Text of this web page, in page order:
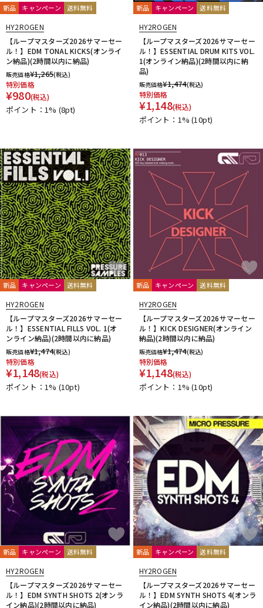
新品 キャンペーン 送料無料
HY2ROGEN
【ループマスターズ2026サマーセー
ル！】EDM TONAL KICKS(オンライ
ン納品)(2時間以内に納品)
販売価格¥1,265(税込)
特別価格
¥980(税込)
ポイント：1% (8pt)
新品 キャンペーン 送料無料
HY2ROGEN
【ループマスターズ2026サマーセー
ル！】ESSENTIAL DRUM KITS VOL.
1(オンライン納品)(2時間以内に納
品)
販売価格¥1,474(税込)
特別価格
¥1,148(税込)
ポイント：1%(10pt)
新品 キャンペーン 送料無料
HY2ROGEN
【ループマスターズ2026サマーセー
ル！】ESSENTIAL FILLS VOL. 1(オ
ンライン納品)(2時間以内に納品)
販売価格¥1,474(税込)
特別価格
¥1,148(税込)
ポイント：1% (10pt)
新品 キャンペーン 送料無料
HY2ROGEN
【ループマスターズ2026サマーセー
ル！】KICK DESIGNER(オンライン
納品)(2時間以内に納品)
販売価格¥1,474(税込)
特別価格
¥1,148(税込)
ポイント：1%(10pt)
新品 キャンペーン 送料無料
HY2ROGEN
【ループマスターズ2026サマーセー
ル！】EDM SYNTH SHOTS 2(オンラ
イン納品)(2時間以内に納品)
新品 キャンペーン 送料無料
HY2ROGEN
【ループマスターズ2026サマーセー
ル！】EDM SYNTH SHOTS 4(オンラ
イン納品)(2時間以内に納品)